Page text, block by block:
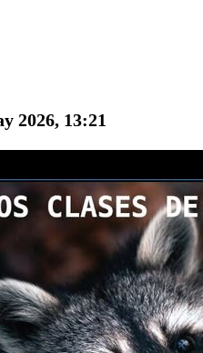
2026, 13:21